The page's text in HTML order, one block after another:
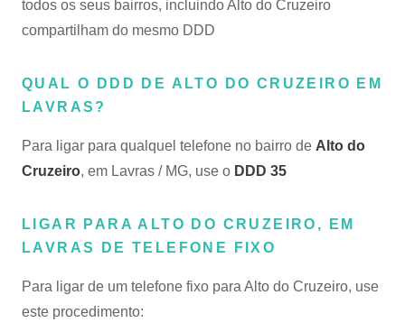
todos os seus bairros, incluindo Alto do Cruzeiro
compartilham do mesmo DDD
QUAL O DDD DE ALTO DO CRUZEIRO EM
LAVRAS?
Para ligar para qualquel telefone no bairro de Alto do
Cruzeiro, em Lavras / MG, use o DDD 35
LIGAR PARA ALTO DO CRUZEIRO, EM
LAVRAS DE TELEFONE FIXO
Para ligar de um telefone fixo para Alto do Cruzeiro, use
este procedimento: